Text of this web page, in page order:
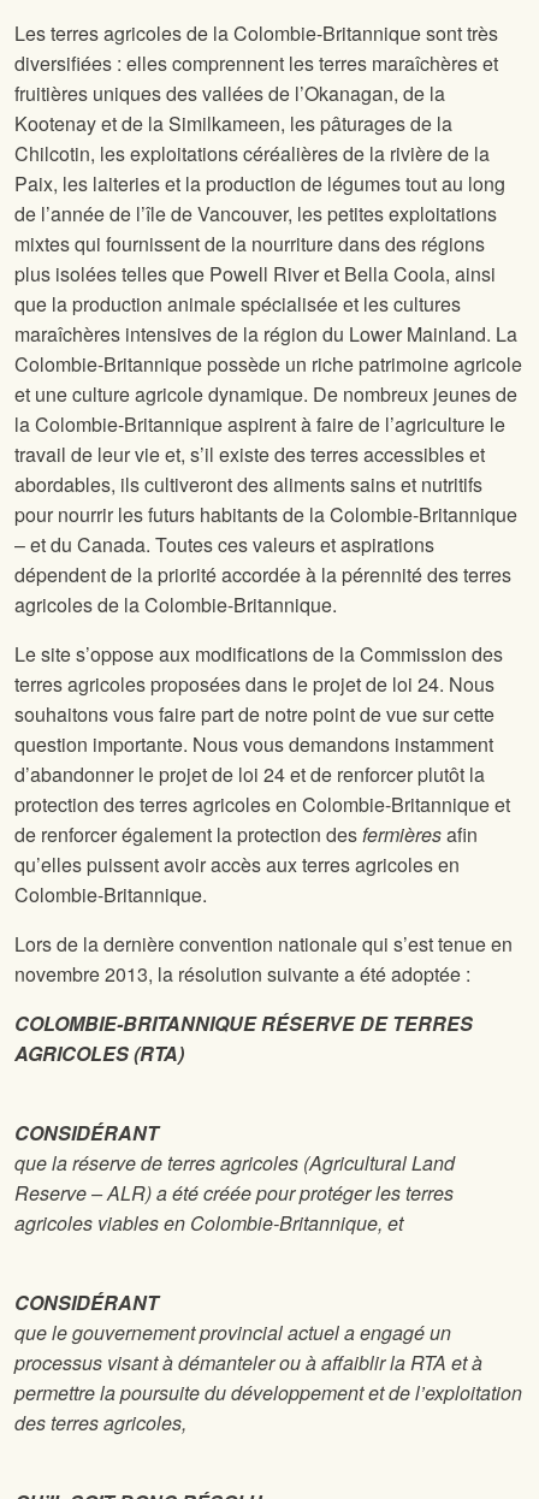
Les terres agricoles de la Colombie-Britannique sont très
diversifiées : elles comprennent les terres maraîchères et
fruitières uniques des vallées de l’Okanagan, de la
Kootenay et de la Similkameen, les pâturages de la
Chilcotin, les exploitations céréalières de la rivière de la
Paix, les laiteries et la production de légumes tout au long
de l’année de l’île de Vancouver, les petites exploitations
mixtes qui fournissent de la nourriture dans des régions
plus isolées telles que Powell River et Bella Coola, ainsi
que la production animale spécialisée et les cultures
maraîchères intensives de la région du Lower Mainland. La
Colombie-Britannique possède un riche patrimoine agricole
et une culture agricole dynamique. De nombreux jeunes de
la Colombie-Britannique aspirent à faire de l’agriculture le
travail de leur vie et, s’il existe des terres accessibles et
abordables, ils cultiveront des aliments sains et nutritifs
pour nourrir les futurs habitants de la Colombie-Britannique
– et du Canada. Toutes ces valeurs et aspirations
dépendent de la priorité accordée à la pérennité des terres
agricoles de la Colombie-Britannique.
Le sites’oppose aux modifications de la Commission des
terres agricoles proposées dans le projet de loi 24. Nous
souhaitons vous faire part de notre point de vue sur cette
question importante. Nous vous demandons instamment
d’abandonner le projet de loi 24 et de renforcer plutôt la
protection des terres agricoles en Colombie-Britannique et
de renforcer également la protection desfermièresafin
qu’elles puissent avoir accès aux terres agricoles en
Colombie-Britannique.
Lors de la dernière convention nationalequi s’est tenue en
novembre 2013, la résolution suivante a été adoptée :
COLOMBIE-BRITANNIQUE RÉSERVE DE TERRES
AGRICOLES (RTA)
CONSIDÉRANT
que la réserve de terres agricoles (Agricultural Land
Reserve – ALR) a été créée pour protéger les terres
agricoles viables en Colombie-Britannique, et
CONSIDÉRANT
que le gouvernement provincial actuel a engagé un
processus visant à démanteler ou à affaiblir la RTA et à
permettre la poursuite du développement et de l’exploitation
des terres agricoles,